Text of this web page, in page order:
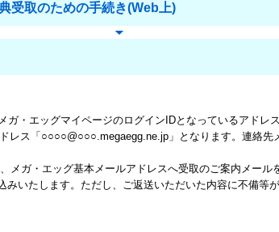
受取のための手続き(Web上)
ガ・エッグマイページのログインIDとなっているアドレ
レス「○○○○@○○○.megaegg.ne.jp」となります。連絡先
メガ・エッグ基本メールアドレスへ受取のご案内メー
いたします。ただし、ご返送いただいた内容に不備等